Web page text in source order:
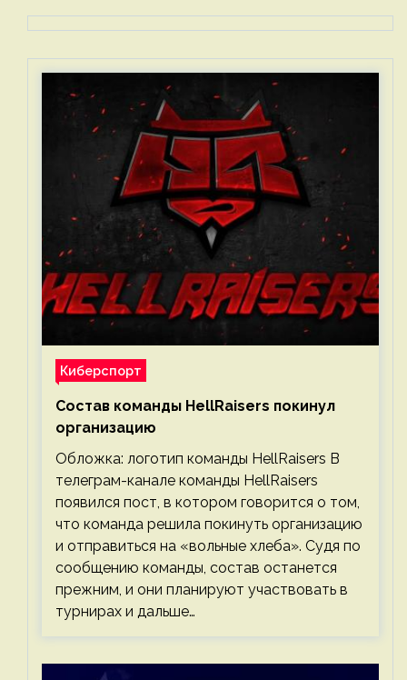
Киберспорт
Состав команды HellRaisers покинул
организацию
Обложка: логотип команды HellRaisers В
телеграм-канале команды HellRaisers
появился пост, в котором говорится о том,
что команда решила покинуть организацию
и отправиться на «вольные хлеба». Судя по
сообщению команды, состав останется
прежним, и они планируют участвовать в
турнирах и дальше…